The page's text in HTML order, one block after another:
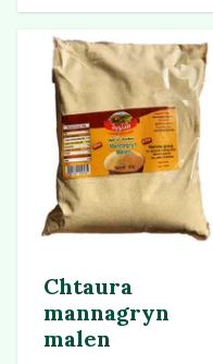
Chtaura
mannagryn
malen